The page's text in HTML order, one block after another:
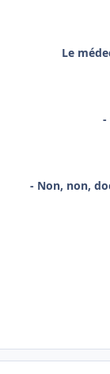
Le
-
- Non, non,